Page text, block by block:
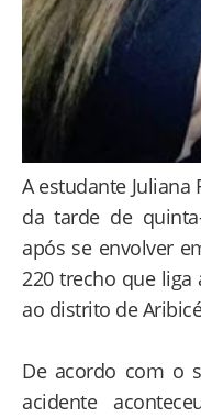
A estudante
da tarde de
após se envolver
220 trecho que liga
ao distrito de
De acordo com o
acidente